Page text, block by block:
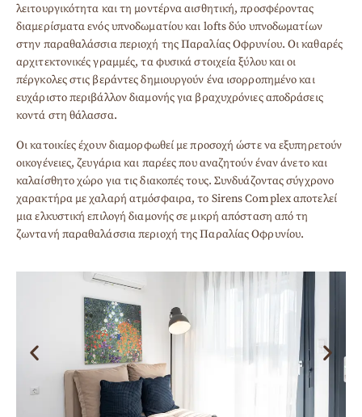
λειτουργικότητα και τη μοντέρνα αισθητική, προσφέροντας
διαμερίσματα ενός υπνοδωματίου και lofts δύο υπνοδωματίων
στην παραθαλάσσια περιοχή της Παραλίας Οφρυνίου. Οι καθαρές
αρχιτεκτονικές γραμμές, τα φυσικά στοιχεία ξύλου και οι
πέργκολες στις βεράντες δημιουργούν ένα ισορροπημένο και
ευχάριστο περιβάλλον διαμονής για βραχυχρόνιες αποδράσεις
κοντά στη θάλασσα.
Οι κατοικίες έχουν διαμορφωθεί με προσοχή ώστε να εξυπηρετούν
οικογένειες, ζευγάρια και παρέες που αναζητούν έναν άνετο και
καλαίσθητο χώρο για τις διακοπές τους. Συνδυάζοντας σύγχρονο
χαρακτήρα με χαλαρή ατμόσφαιρα, το Sirens Complex αποτελεί
μια ελκυστική επιλογή διαμονής σε μικρή απόσταση από τη
ζωντανή παραθαλάσσια περιοχή της Παραλίας Οφρυνίου.